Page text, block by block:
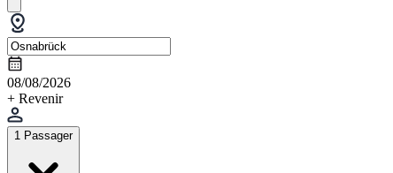
08/08/2026
+ Revenir
1 Passager